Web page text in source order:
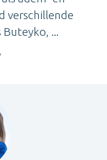
verschillende
...